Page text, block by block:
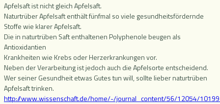
Apfelsaft ist nicht gleich Apfelsaft.
Naturtrüber Apfelsaft enthält fünfmal so viele gesundheitsfördernde
Stoffe wie klarer Apfelsaft.
Die in naturtrüben Saft enthaltenen Polyphenole beugen als
Antioxidantien
Krankheiten wie Krebs oder Herzerkrankungen vor.
Neben der Verarbeitung ist jedoch auch die Apfelsorte entscheidend.
Wer seiner Gesundheit etwas Gutes tun will, sollte lieber naturtrüben
Apfelsaft trinken.
http://www.wissenschaft.de/home/-/journal_content/56/12054/